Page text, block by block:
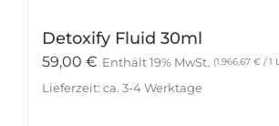
Detoxify Fluid 30ml
59,00 € Enthält 19% MwSt. (1.966,67€ / 1
Lieferzeit: ca. 3-4 Werktage